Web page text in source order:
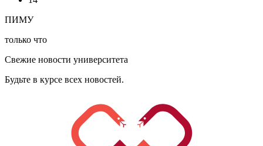
ПИМУ
только что
Свежие новости университета
Будьте в курсе всех новостей.